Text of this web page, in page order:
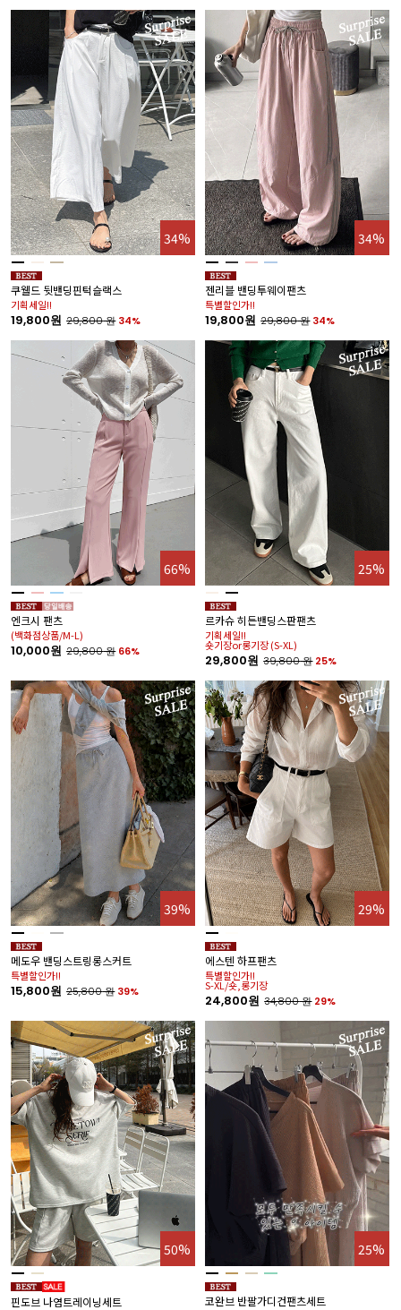
34%
쿠웰드 뒷밴딩핀턱슬랙스
기획세일!!
19,800원 29,800원 34%
34%
젠리블 밴딩투웨이팬츠
특별할인가!!
19,800원 29,800원 34%
66%
엔크시 팬츠
(백화점상품/M-L)
10,000원 29,800원 66%
25%
르카슈 히든밴딩스판팬츠
기획세일!!
숏기장or롱기장 (S-XL)
29,800원 39,800원 25%
39%
메도우 밴딩스트링롱스커트
특별할인가!!
15,800원 25,800원 39%
29%
에스텐 하프팬츠
특별할인가!!
S-XL/숏,롱기장
24,800원 34,800원 29%
50%
핀도브 나염트레이닝세트
25%
코완브 반팔가디건팬츠세트